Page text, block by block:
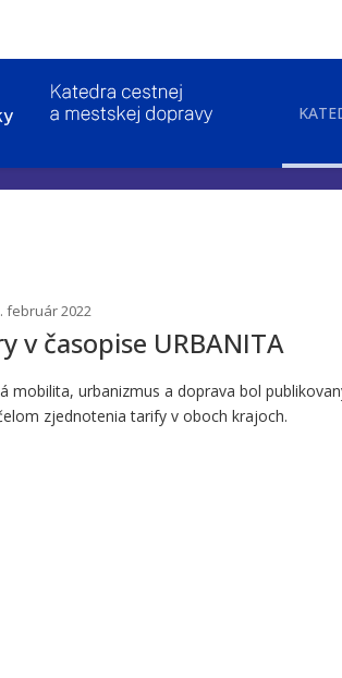
február 2022
v časopise URBANITA
urbanizmus a doprava bol
zjednotenia tarify v oboch krajoch.